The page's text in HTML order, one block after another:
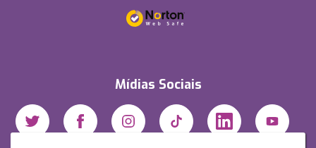
Mídias Sociais